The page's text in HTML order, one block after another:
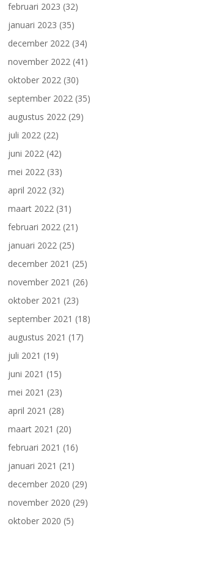
februari 2023 (32)
januari 2023 (35)
december 2022 (34)
november 2022 (41)
oktober 2022 (30)
september 2022 (35)
augustus 2022 (29)
juli 2022 (22)
juni 2022 (42)
mei 2022 (33)
april 2022 (32)
maart 2022 (31)
februari 2022 (21)
januari 2022 (25)
december 2021 (25)
november 2021 (26)
oktober 2021 (23)
september 2021 (18)
augustus 2021 (17)
juli 2021 (19)
juni 2021 (15)
mei 2021 (23)
april 2021 (28)
maart 2021 (20)
februari 2021 (16)
januari 2021 (21)
december 2020 (29)
november 2020 (29)
oktober 2020 (5)